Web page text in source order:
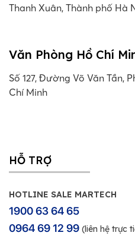
Thanh Xuân, Thành phố Hà
Văn Phòng Hồ Chí
Số 127, Đường Võ Văn Tần,
Chí Minh
HỖ TRỢ
HOTLINE SALE MARTECH
1900 63 64 65
0964 69 12 99 (liên hệ trực